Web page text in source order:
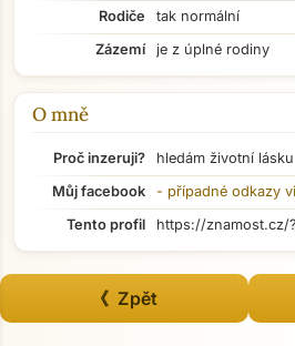
Přejít
Rodiče
tak normální
Zázemí
je z úplné rodiny
O mně
Proč inzeruji?
hledám životní lásku
Můj facebook
- případné odkazy
Tento profil
https://znamost.cz/
《 Zpět